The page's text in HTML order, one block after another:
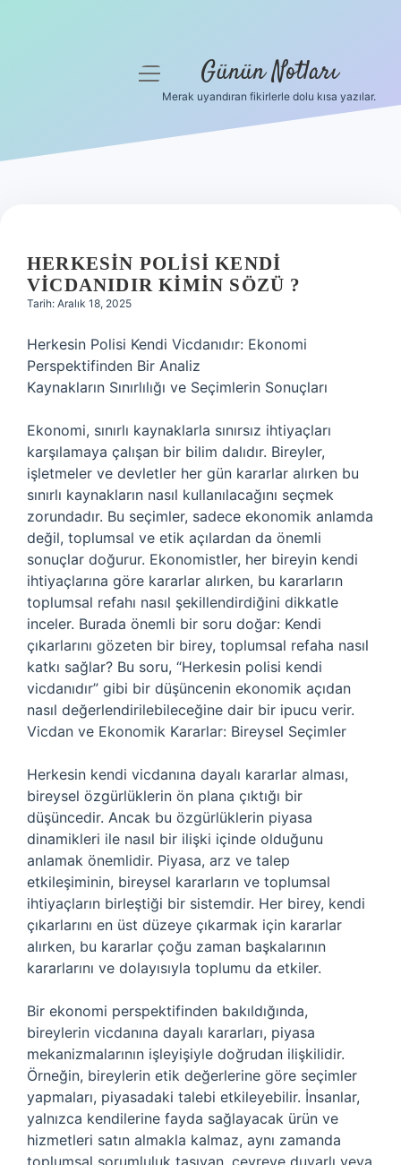
Hakkımızda
menüyü
Günün Notları
Merak uyandıran fikirlerle dolu kısa yazılar.
HERKESIN POLISI KENDI
VICDANIDIR KIMIN SÖZÜ ?
Tarih: Aralık 18, 2025
Herkesin Polisi Kendi Vicdanıdır: Ekonomi
Perspektifinden Bir Analiz
Kaynakların Sınırlılığı ve Seçimlerin Sonuçları
Ekonomi, sınırlı kaynaklarla sınırsız ihtiyaçları
karşılamaya çalışan bir bilim dalıdır. Bireyler,
işletmeler ve devletler her gün kararlar alırken bu
sınırlı kaynakların nasıl kullanılacağını seçmek
zorundadır. Bu seçimler, sadece ekonomik anlamda
değil, toplumsal ve etik açılardan da önemli
sonuçlar doğurur. Ekonomistler, her bireyin kendi
ihtiyaçlarına göre kararlar alırken, bu kararların
toplumsal refahı nasıl şekillendirdiğini dikkatle
inceler. Burada önemli bir soru doğar: Kendi
çıkarlarını gözeten bir birey, toplumsal refaha nasıl
katkı sağlar? Bu soru, “Herkesin polisi kendi
vicdanıdır” gibi bir düşüncenin ekonomik açıdan
nasıl değerlendirilebileceğine dair bir ipucu verir.
Vicdan ve Ekonomik Kararlar: Bireysel Seçimler
Herkesin kendi vicdanına dayalı kararlar alması,
bireysel özgürlüklerin ön plana çıktığı bir
düşüncedir. Ancak bu özgürlüklerin piyasa
dinamikleri ile nasıl bir ilişki içinde olduğunu
anlamak önemlidir. Piyasa, arz ve talep
etkileşiminin, bireysel kararların ve toplumsal
ihtiyaçların birleştiği bir sistemdir. Her birey, kendi
çıkarlarını en üst düzeye çıkarmak için kararlar
alırken, bu kararlar çoğu zaman başkalarının
kararlarını ve dolayısıyla toplumu da etkiler.
Bir ekonomi perspektifinden bakıldığında,
bireylerin vicdanına dayalı kararları, piyasa
mekanizmalarının işleyişiyle doğrudan ilişkilidir.
Örneğin, bireylerin etik değerlerine göre seçimler
yapmaları, piyasadaki talebi etkileyebilir. İnsanlar,
yalnızca kendilerine fayda sağlayacak ürün ve
hizmetleri satın almakla kalmaz, aynı zamanda
toplumsal sorumluluk taşıyan, çevreye duyarlı veya